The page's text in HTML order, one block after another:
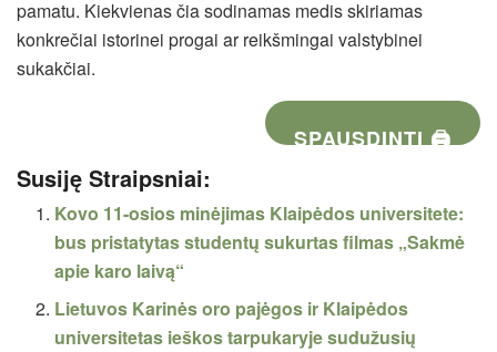
pamatu. Kiekvienas čia sodinamas medis skiriamas
konkrečiai istorinei progai ar reikšmingai valstybinei
sukakčiai.
SPAUSDINTI 🖨
Susiję Straipsniai:
Kovo 11-osios minėjimas Klaipėdos universitete:
bus pristatytas studentų sukurtas filmas „Sakmė
apie karo laivą“
Lietuvos Karinės oro pajėgos ir Klaipėdos
universitetas ieškos tarpukaryje sudužusių